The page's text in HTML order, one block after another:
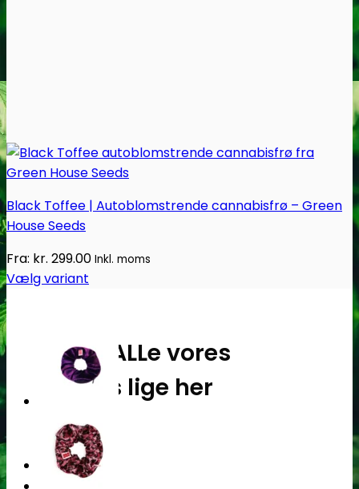
Oplev ALLe vores
brands lige her
Gå til brands
Narkotests
Black Toffee | Autoblomstrende cannabisfrø – Green
House Seeds
Fra: kr. 299.00 Inkl. moms
Vælg variant
Dette
vare
har
varianter.
Mulighederne
vælges
på
varesiden